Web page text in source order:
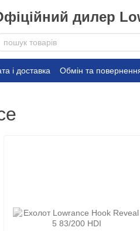
дилер
і доставка Обмін та